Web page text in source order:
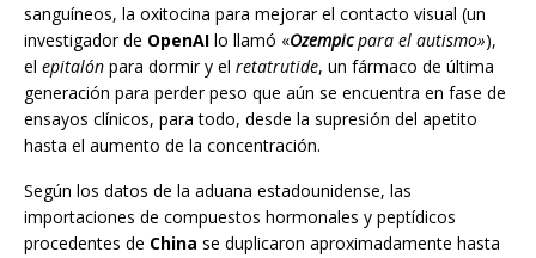
sanguíneos, la oxitocina para mejorar el contacto visual (un
investigador de OpenAI lo llamó «Ozempic para el autismo»),
el epitalón para dormir y el retatrutide, un fármaco de última
generación para perder peso que aún se encuentra en fase de
ensayos clínicos, para todo, desde la supresión del apetito
hasta el aumento de la concentración.
Según los datos de la aduana estadounidense, las
importaciones de compuestos hormonales y peptídicos
procedentes de China se duplicaron aproximadamente hasta